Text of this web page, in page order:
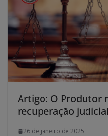
Artigo: O Produtor
recuperação judicial
26 de janeiro de 2025